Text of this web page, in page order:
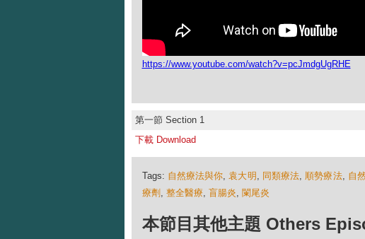
https://www.youtube.com/watch?v=pcJmdgUgRHE
第一節 Section 1
下載 Download
Tags: 自然療法與你,袁大明 , 同類療法, 順勢療法, 自
療劑 , 整全醫療, 盲腸炎, 闌尾炎
本節目其他主題 Others